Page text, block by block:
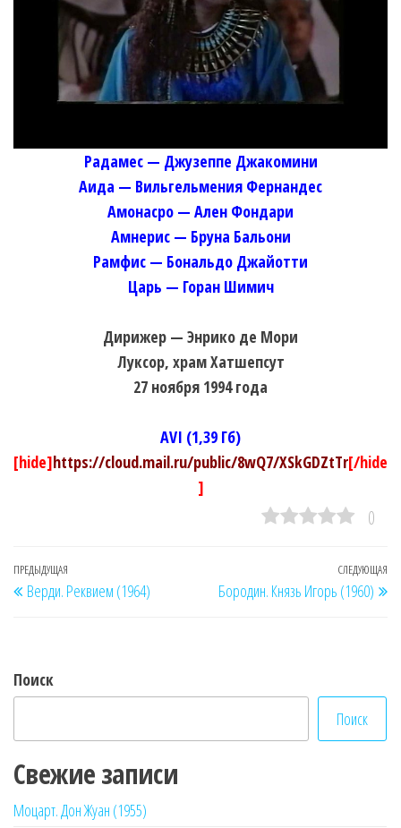
Радамес — Джузеппе Джакомини
Аида — Вильгельмения Фернандес
Амонасро — Ален Фондари
Амнерис — Бруна Бальони
Рамфис — Бональдо Джайотти
Царь — Горан Шимич
Дирижер — Энрико де Мори
Луксор, храм Хатшепсут
27 ноября 1994 года
AVI (1,39 Гб)
[hide]https://cloud.mail.ru/public/8wQ7/XSkGDZtTr[/hide
]
0
Навигация
по
Предыдущая
запись
ПРЕДЫДУЩАЯ
Верди. Реквием (1964)
СЛЕДУЮЩАЯ
Бородин. Князь Игорь (1960)
Поиск
Поиск
Свежие записи
Моцарт. Дон Жуан (1955)